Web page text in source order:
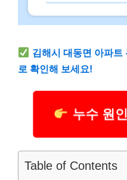
김해시 대동면 아파트
로 확인해 보세요!
누수 원
Table of Contents